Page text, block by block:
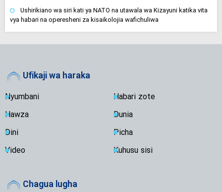
Ushirikiano wa siri kati ya NATO na utawala wa Kizayuni katika vita
vya habari na operesheni za kisaikolojia wafichuliwa
Ufikaji wa haraka
Nyumbani
Habari zote
Hawza
Dunia
Dini
Picha
Video
Kuhusu sisi
Chagua lugha